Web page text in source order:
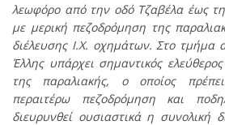
λεωφόρο από την οδό Τζαβέλα έως
με μερική πεζοδρόμηση της
διέλευσης Ι.Χ. οχημάτων. Στο τμήμα
Έλλης υπάρχει σημαντικός
της παραλιακής, ο οποίος
περαιτέρω πεζοδρόμηση και
διευρυνθεί ουσιαστικά η συνολική